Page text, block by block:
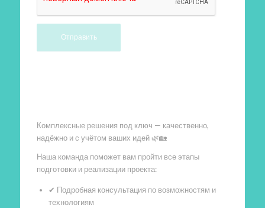
Комплексные решения под ключ — качественно,
надёжно и с учётом ваших идей 🌿🏡
Наша команда поможет вам пройти все этапы
подготовки и реализации проекта:
✔ Подробная консультация по возможностям и
технологиям